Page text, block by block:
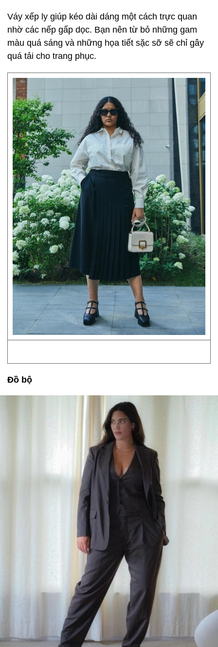
Váy xếp ly giúp kéo dài dáng một cách trực quan
nhờ các nếp gấp dọc. Bạn nên từ bỏ những gam
màu quá sáng và những họa tiết sặc sỡ sẽ chỉ gây
quá tải cho trang phục.
Đồ bộ